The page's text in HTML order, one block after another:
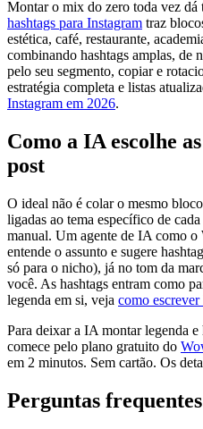
Montar o mix do zero toda vez dá
hashtags para Instagram traz
estética, café, restaurante,
combinando hashtags amplas,
pelo seu segmento, copiar e
estratégia completa e listas
Instagram em 2026.
Como a IA escolhe
post
O ideal não é colar o mesmo
ligadas ao tema específico de
manual. Um agente de IA como
entende o assunto e sugere
só para o nicho), já no tom da
você. As hashtags entram como
legenda em si, veja como
Para deixar a IA montar legenda e
comece pelo plano gratuito do
em 2 minutos. Sem cartão. Os
Perguntas frequentes